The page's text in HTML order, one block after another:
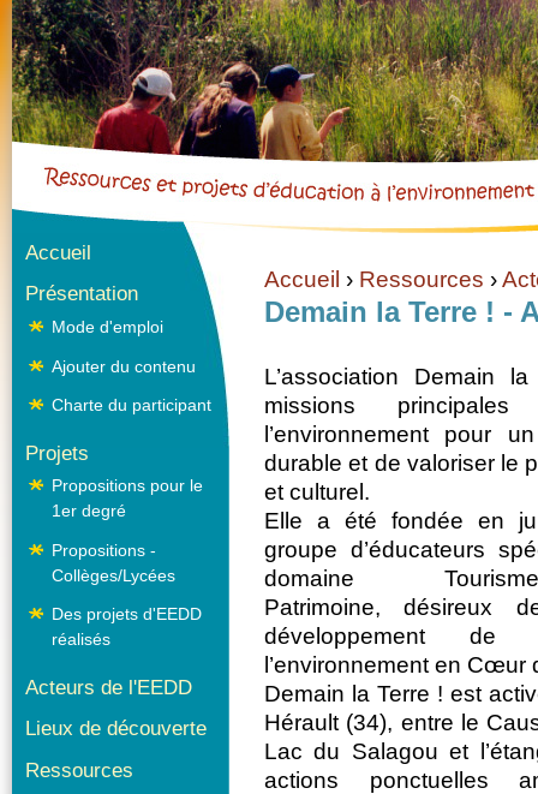
Aller
Vous êtes ici
Accueil › Ressources ›
Demain la Terre ! -
L’association Demain
missions
l’environnement pour
durable et de valoriser le
et culturel.
Elle a été fondée en
groupe d’éducateurs
domaine Tourisme-
Patrimoine, désireux
développement de
l’environnement en Cœur
Demain la Terre ! est
Hérault (34), entre le
Lac du Salagou et
actions ponctuelles
Accueil
Présentation
Mode d'emploi
Ajouter du contenu
Charte du participant
Projets
Propositions pour le
1er degré
Propositions -
Collèges/Lycées
Des projets d'EEDD
réalisés
Acteurs de l'EEDD
Lieux de découverte
Ressources
Cookies management panel